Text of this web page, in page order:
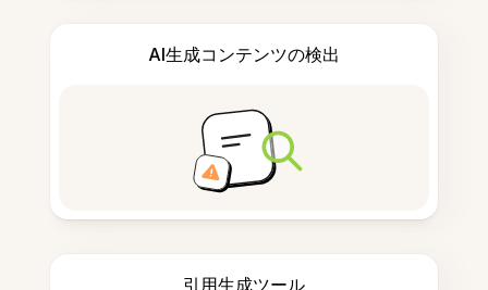
AI生成コンテンツの検出
引用生成ツール